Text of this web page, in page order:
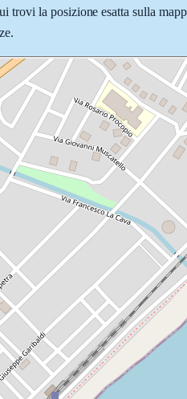
la posizione esatta sulla